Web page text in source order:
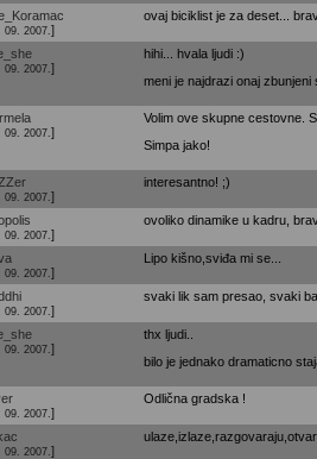
09. 2007. ]
ovaj biciklist je za deset...
09. 2007. ]
hihi... hvala ljudi :)
meni je najdrazi onaj
09. 2007. ]
Volim ove skupne cestovne.
Simpa jako!
09. 2007. ]
interesantno! ;)
09. 2007. ]
ovoliko dinamike u kadru,
09. 2007. ]
Lipo kišno,sviđa mi se...
09. 2007. ]
svaki lik sam presao, svaki
09. 2007. ]
thx ljudi..
bilo je jednako dramaticno
09. 2007. ]
Odlična gradska !
09. 2007. ]